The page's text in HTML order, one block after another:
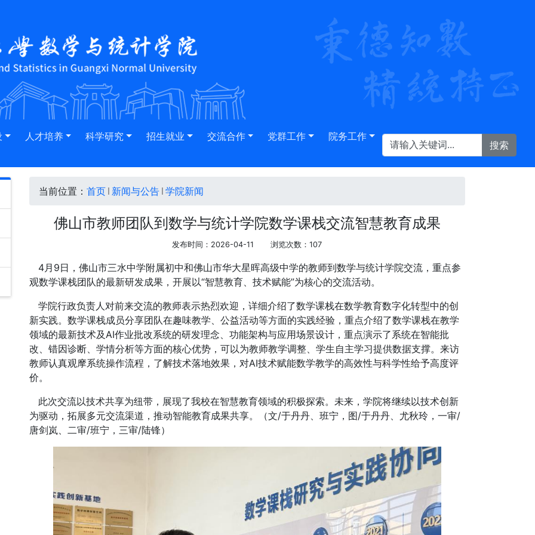
人才培养 科学研究 招生就业 交流合作 党群工作 院务工作
当前位置： 首页 新闻与公告 学院新闻
佛山市教师团队到数学与统计学院数学课栈交流智慧教育成果
发布时间：2026-04-11 浏览次数：107
4月9日，佛山市三水中学附属初中和佛山市华大星晖高级中学的教师到数学与统计学院交流，重点参
观数学课栈团队的最新研发成果，开展以“智慧教育、技术赋能”为核心的交流活动。
学院行政负责人对前来交流的教师表示热烈欢迎，详细介绍了数学课栈在数学教育数字化转型中的创
新实践。数学课栈成员分享团队在趣味教学、公益活动等方面的实践经验，重点介绍了数学课栈在教学
领域的最新技术及AI作业批改系统的研发理念、功能架构与应用场景设计，重点演示了系统在智能批
改、错因诊断、学情分析等方面的核心优势，可以为教师教学调整、学生自主学习提供数据支撑。来访
教师认真观摩系统操作流程，了解技术落地效果，对AI技术赋能数学教学的高效性与科学性给予高度评
价。
此次交流以技术共享为纽带，展现了我校在智慧教育领域的积极探索。未来，学院将继续以技术创新
为驱动，拓展多元交流渠道，推动智能教育成果共享。（文/于丹丹、班宁，图/于丹丹、尤秋玲，一审/
唐剑岚、二审/班宁，三审/陆锋）